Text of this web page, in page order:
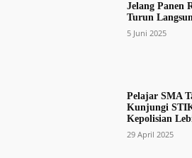
Jelang Panen
Turun
5 Juni 2025
Pelajar SMA
Kunjungi
Kepolisian
29 April 2025